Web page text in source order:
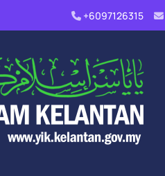
+6097126315